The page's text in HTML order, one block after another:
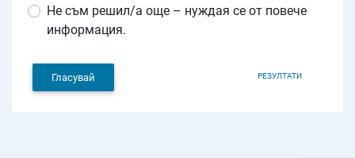
Не съм решил/а още – нуждая се от повече
информация.
Гласувай РЕЗУЛТАТИ